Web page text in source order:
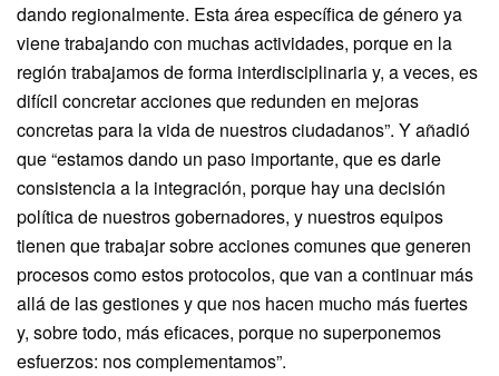
dando regionalmente. Esta área específica de género ya
viene trabajando con muchas actividades, porque en la
región trabajamos de forma interdisciplinaria y, a veces, es
difícil concretar acciones que redunden en mejoras
concretas para la vida de nuestros ciudadanos”. Y añadió
que “estamos dando un paso importante, que es darle
consistencia a la integración, porque hay una decisión
política de nuestros gobernadores, y nuestros equipos
tienen que trabajar sobre acciones comunes que generen
procesos como estos protocolos, que van a continuar más
allá de las gestiones y que nos hacen mucho más fuertes
y, sobre todo, más eficaces, porque no superponemos
esfuerzos: nos complementamos”.